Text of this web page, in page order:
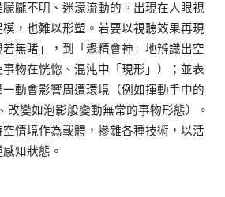
朧不明、迷濛流動的。出現在人眼視
，也難以形塑。若要以視聽效果再現
無睹」，到「聚精會神」地辨識出空
物在恍惚、混沌中「現形」）；並表
動會影響周遭環境（例如揮動手中的
改變如泡影般變動無常的事物形態）。
空情境作為載體，摻雜各種技術，以活
知狀態。